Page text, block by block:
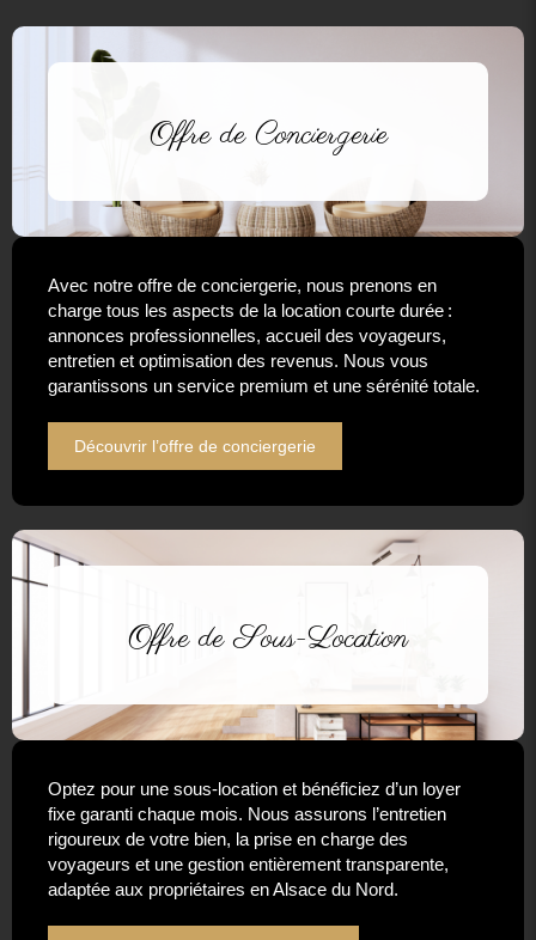
Offre de Conciergerie
Avec notre offre de conciergerie, nous prenons en
charge tous les aspects de la location courte durée :
annonces professionnelles, accueil des voyageurs,
entretien et optimisation des revenus. Nous vous
garantissons un service premium et une sérénité totale.
Découvrir l’offre de conciergerie
Offre de Sous-Location
Optez pour une sous-location et bénéficiez d’un loyer
fixe garanti chaque mois. Nous assurons l’entretien
rigoureux de votre bien, la prise en charge des
voyageurs et une gestion entièrement transparente,
adaptée aux propriétaires en Alsace du Nord.